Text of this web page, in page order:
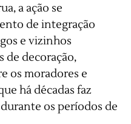
a ação se
de integração
e vizinhos
de decoração,
os moradores e
há décadas faz
os períodos de